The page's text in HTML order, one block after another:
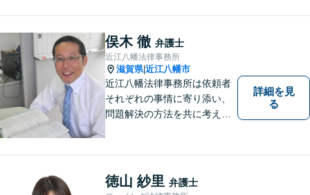
俣木 徹 弁護士
近江八幡法律事務所
滋賀県|近江八幡市
近江八幡法律事務所は依頼者
それぞれの事情に寄り添い、
問題解決の方法を共に考える
方」も、ぜひお気軽にご相談
ください。
詳細を見
る
徳山 紗里 弁護士